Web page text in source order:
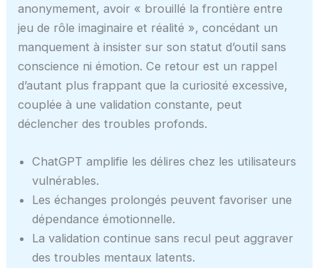
anonymement, avoir « brouillé la frontière entre
jeu de rôle imaginaire et réalité », concédant un
manquement à insister sur son statut d’outil sans
conscience ni émotion. Ce retour est un rappel
d’autant plus frappant que la curiosité excessive,
couplée à une validation constante, peut
déclencher des troubles profonds.
ChatGPT amplifie les délires chez les utilisateurs
vulnérables.
Les échanges prolongés peuvent favoriser une
dépendance émotionnelle.
La validation continue sans recul peut aggraver
des troubles mentaux latents.